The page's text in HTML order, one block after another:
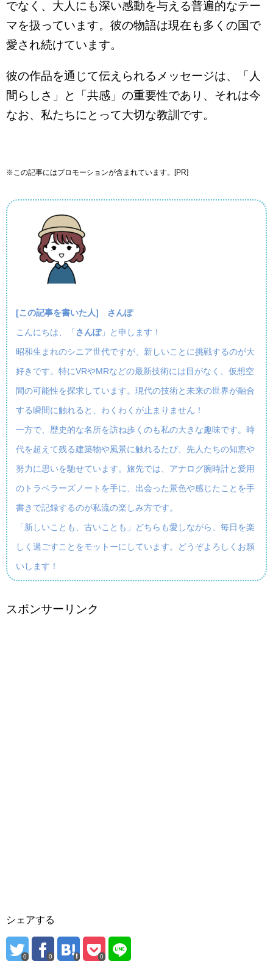
でなく、大人にも深い感動を与える普遍的なテー
マを扱っています。彼の物語は現在も多くの国で
愛され続けています。
彼の作品を通じて伝えられるメッセージは、「人
間らしさ」と「共感」の重要性であり、それは今
なお、私たちにとって大切な教訓です。
※この記事にはプロモーションが含まれています。[PR]
[この記事を書いた人] さんぽ
こんにちは、「 さんぽ」と申します！
昭和生まれのシニア世代ですが、新しいことに挑戦するのが大
好きです。特にVRやMRなどの最新技術には目がなく、仮想空
間の可能性を探求しています。現代の技術と未来の世界が融合
する瞬間に触れると、わくわくが止まりません！
一方で、歴史的な名所を訪ね歩くのも私の大きな趣味です。時
代を超えて残る建築物や風景に触れるたび、先人たちの知恵や
努力に思いを馳せています。旅先では、アナログ腕時計と愛用
のトラベラーズノートを手に、出会った景色や感じたことを手
書きで記録するのが私流の楽しみ方です。
「新しいことも、古いことも」どちらも愛しながら、毎日を楽
しく過ごすことをモットーにしています。どうぞよろしくお願
いします！
スポンサーリンク
シェアする
0 0 0